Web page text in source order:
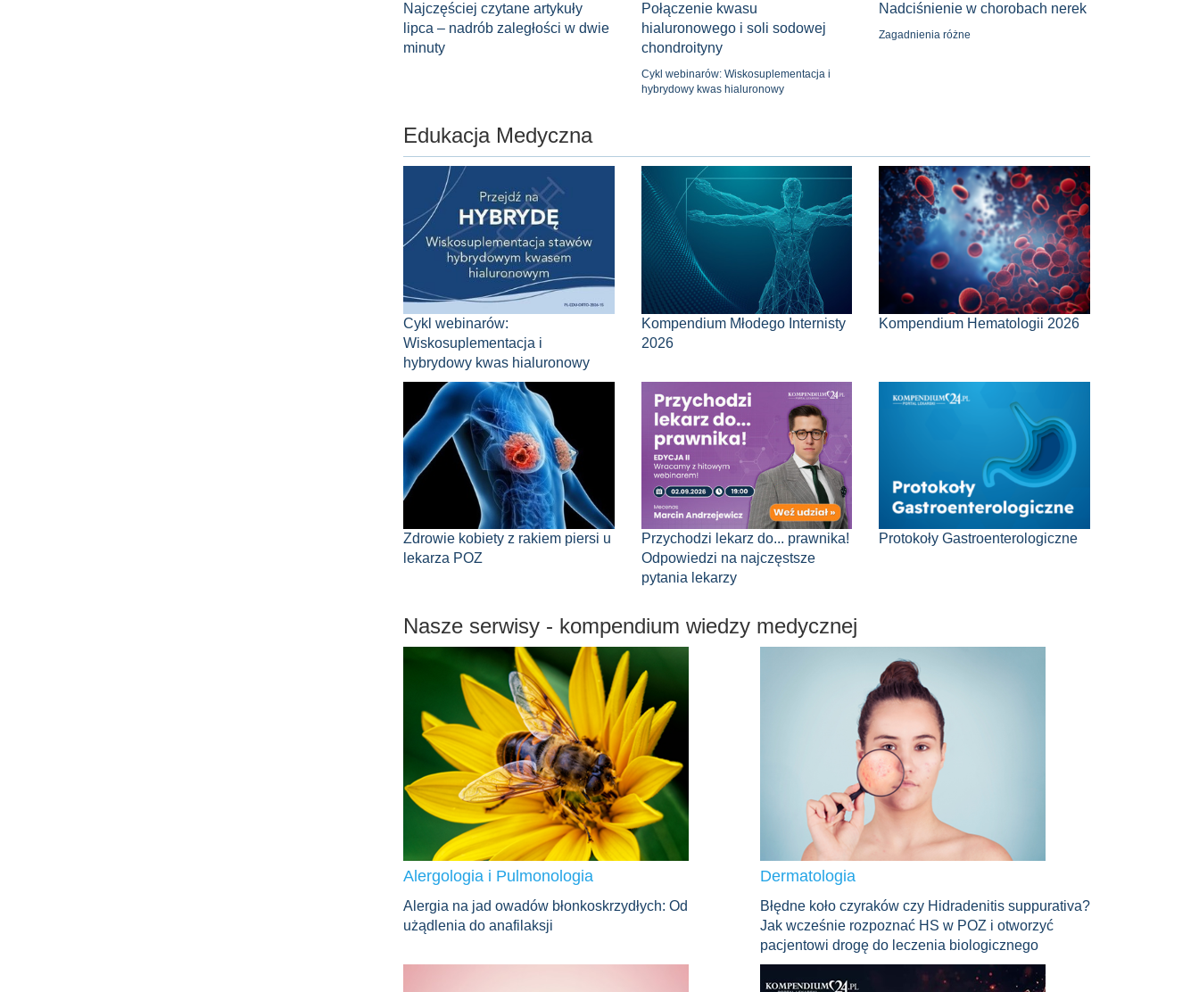
Najczęściej czytane artykuły
lipca – nadrób zaległości w dwie
minuty
Połączenie kwasu
hialuronowego i soli sodowej
chondroityny
Cykl webinarów: Wiskosuplementacja i
hybrydowy kwas hialuronowy
Nadciśnienie w chorobach nerek
Zagadnienia różne
Edukacja Medyczna
Cykl webinarów:
Wiskosuplementacja i
hybrydowy kwas hialuronowy
Kompendium Młodego Internisty
2026
Kompendium Hematologii 2026
Zdrowie kobiety z rakiem piersi u
lekarza POZ
Przychodzi lekarz do... prawnika!
Odpowiedzi na najczęstsze
pytania lekarzy
Protokoły Gastroenterologiczne
Nasze serwisy - kompendium wiedzy medycznej
Alergologia i Pulmonologia
Alergia na jad owadów błonkoskrzydłych: Od
użądlenia do anafilaksji
Dermatologia
Błędne koło czyraków czy Hidradenitis suppurativa?
Jak wcześnie rozpoznać HS w POZ i otworzyć
pacjentowi drogę do leczenia biologicznego